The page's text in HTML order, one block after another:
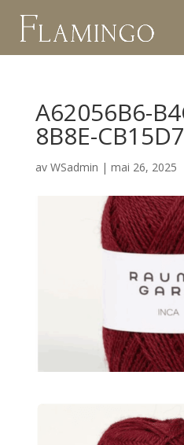
A62056B6-
8B8E-
av WSadmin | mai 26, 2025